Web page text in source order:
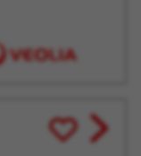
Enregistrer
pour
View
job